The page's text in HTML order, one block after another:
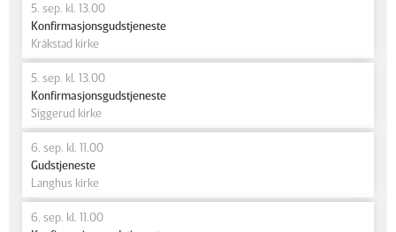
5. sep. kl. 13.00
Konfirmasjonsgudstjeneste
Kråkstad kirke
5. sep. kl. 13.00
Konfirmasjonsgudstjeneste
Siggerud kirke
6. sep. kl. 11.00
Gudstjeneste
Langhus kirke
6. sep. kl. 11.00